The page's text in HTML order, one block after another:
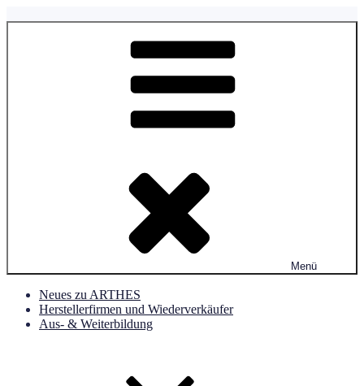
Inhalt
Verein Aromatherapie & Aromapflege Schweiz
Menü
Neues zu ARTHES
Herstellerfirmen und Wiederverkäufer
Aus- & Weiterbildung